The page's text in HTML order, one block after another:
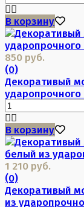
В корзину
850 руб.
(0)
Декоративый
ударопрочного
В корзину
1 210 руб.
(0)
Декоративый
из